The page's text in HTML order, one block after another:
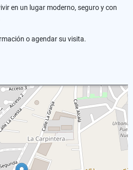
en un lugar moderno, seguro y con
o agendar su visita.